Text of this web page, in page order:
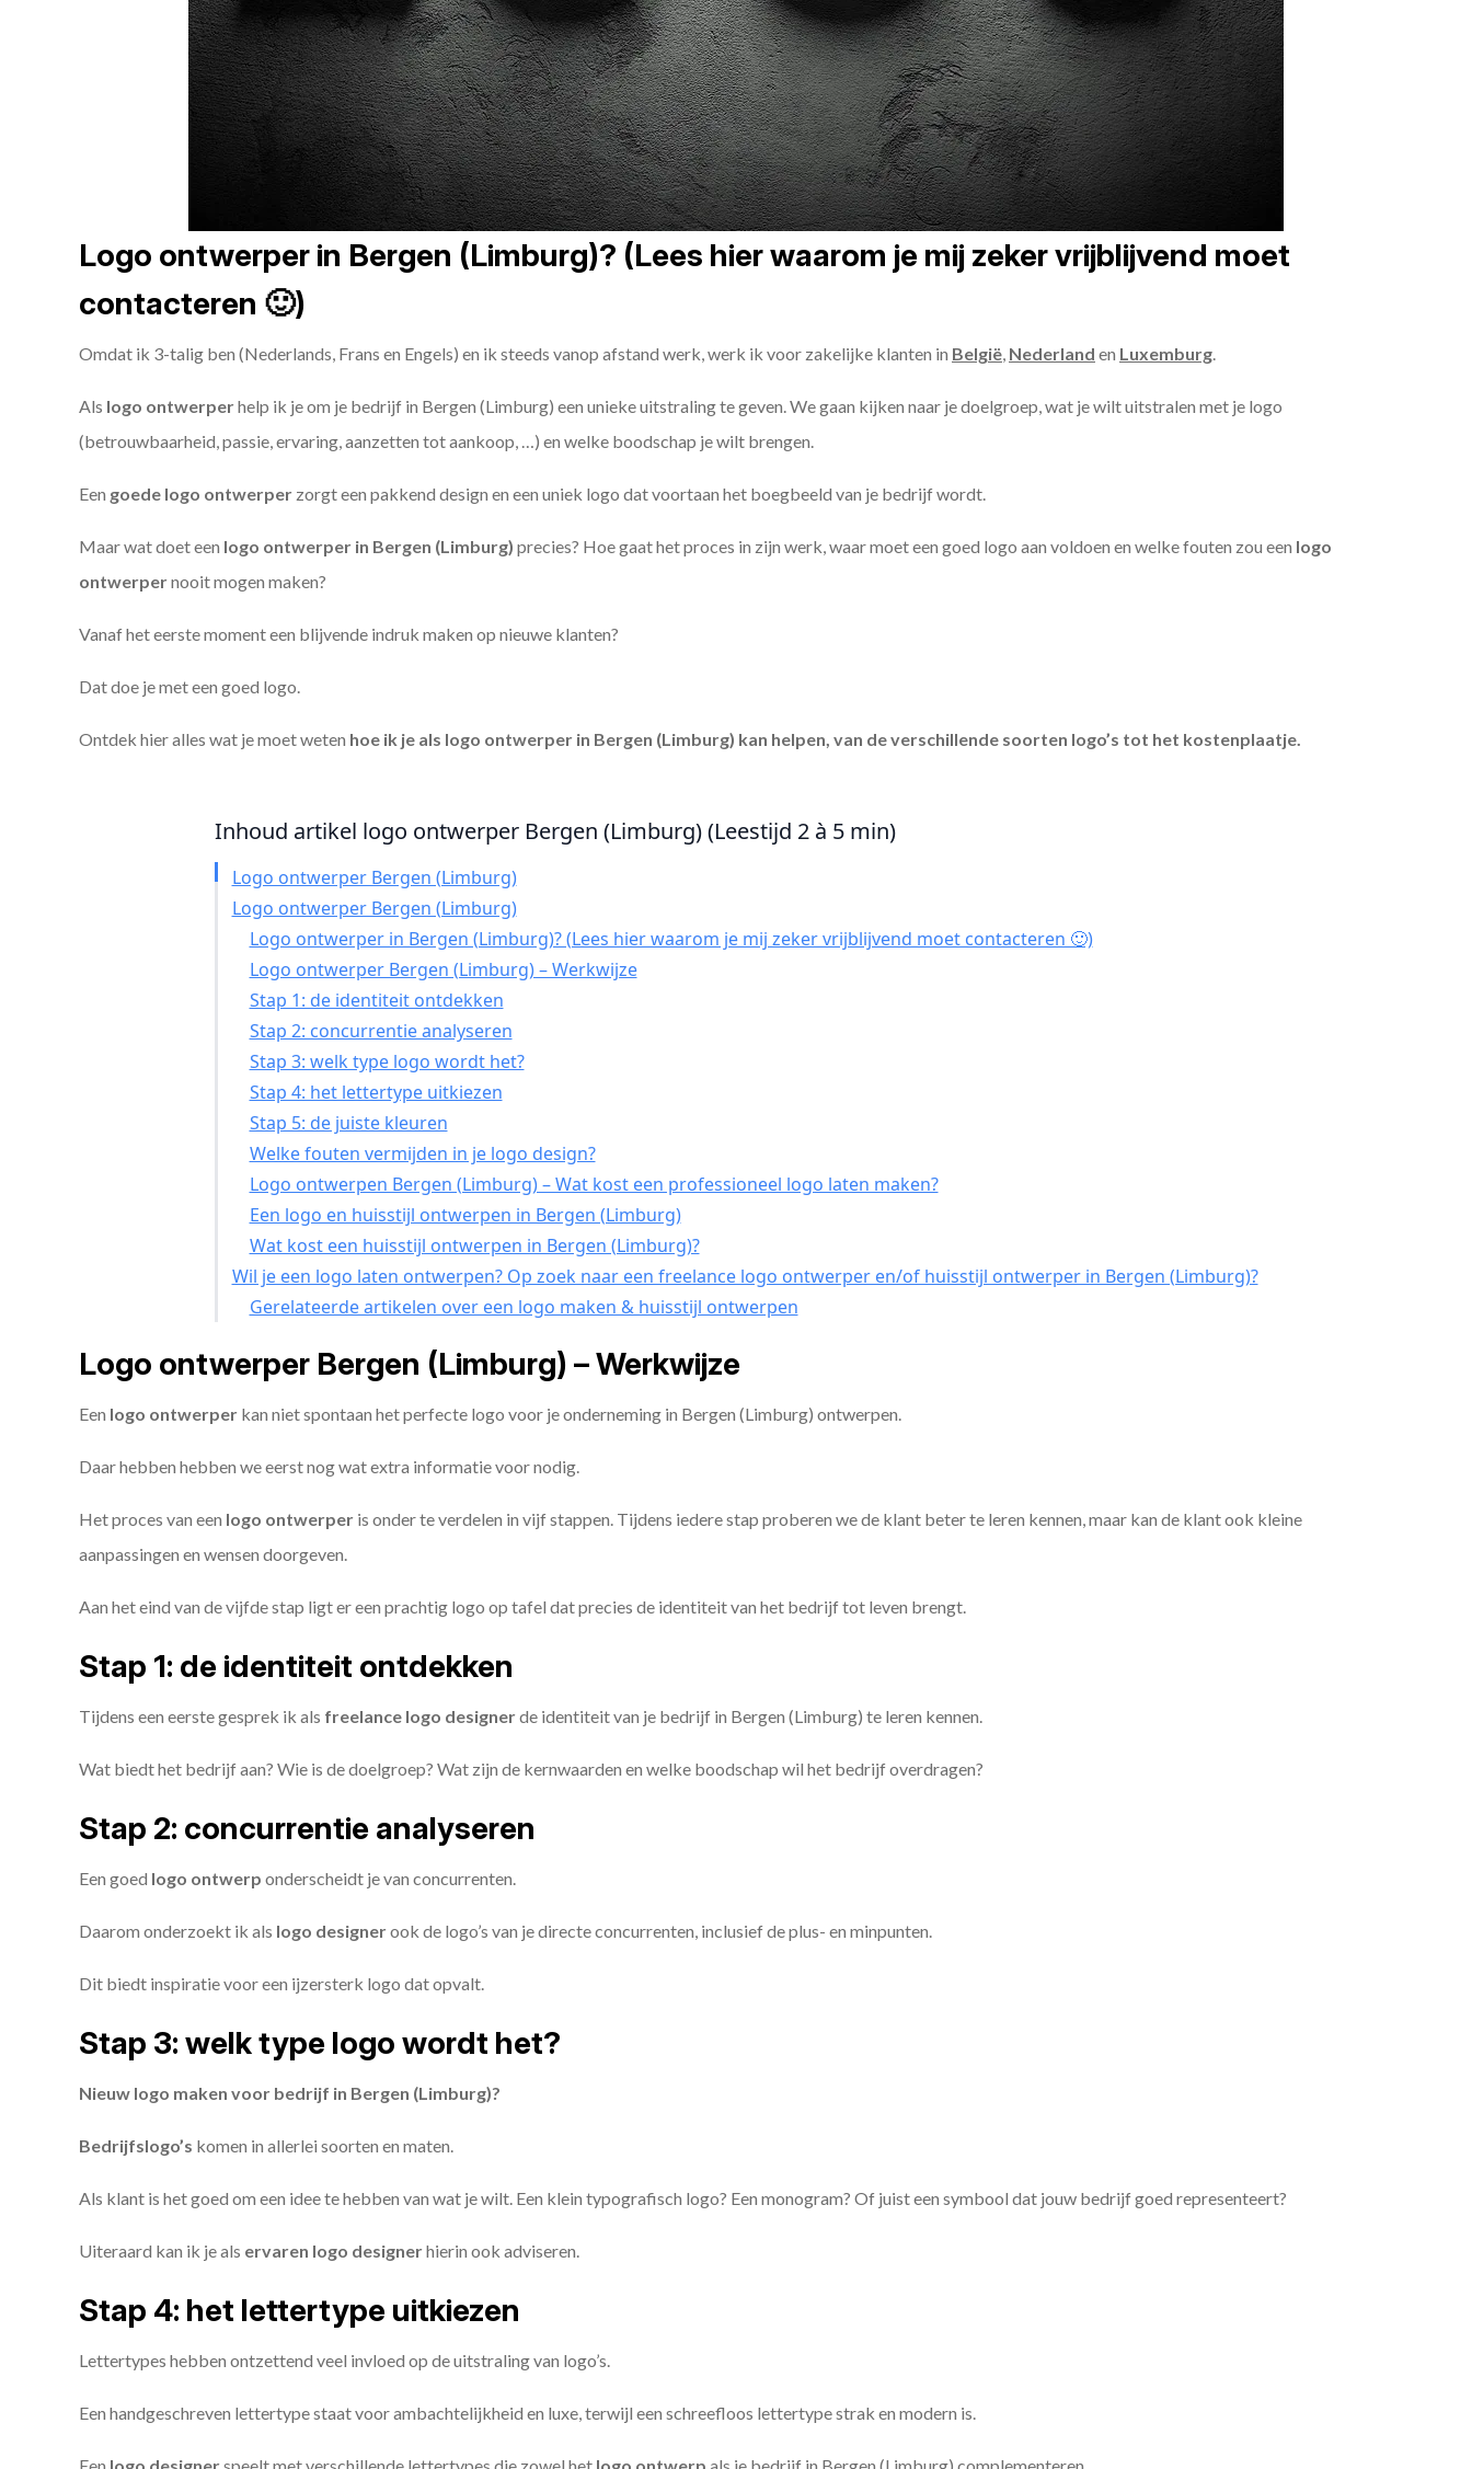
Logo ontwerper in Bergen (Limburg)? (Lees hier waarom je mij zeker vrijblijvend moet
contacteren 🙂)
Omdat ik 3-talig ben (Nederlands, Frans en Engels) en ik steeds vanop afstand werk, werk ik voor zakelijke klanten in België, Nederland en Luxemburg.
Als logo ontwerperhelp ik je om je bedrijf in Bergen (Limburg) een unieke uitstraling te geven. We gaan kijken naar je doelgroep, wat je wilt uitstralen met je logo
(betrouwbaarheid, passie, ervaring, aanzetten tot aankoop, …) en welke boodschap je wilt brengen.
Een goede logo ontwerper zorgt een pakkend design en een uniek logo dat voortaan het boegbeeld van je bedrijf wordt.
Maar wat doet een logo ontwerper in Bergen (Limburg) precies? Hoe gaat het proces in zijn werk, waar moet een goed logo aan voldoen en welke fouten zou een logo
ontwerpernooit mogen maken?
Vanaf het eerste moment een blijvende indruk maken op nieuwe klanten?
Dat doe je met een goed logo.
Ontdek hier alles wat je moet weten hoe ik je als logo ontwerper in Bergen (Limburg) kan helpen, van de verschillende soorten logo’s tot het kostenplaatje.
Inhoud artikel logo ontwerper Bergen (Limburg) (Leestijd 2 à 5 min)
Logo ontwerper Bergen (Limburg)
Logo ontwerper Bergen (Limburg)
Logo ontwerper in Bergen (Limburg)? (Lees hier waarom je mij zeker vrijblijvend moet contacteren 🙂)
Logo ontwerper Bergen (Limburg) – Werkwijze
Stap 1: de identiteit ontdekken
Stap 2: concurrentie analyseren
Stap 3: welk type logo wordt het?
Stap 4: het lettertype uitkiezen
Stap 5: de juiste kleuren
Welke fouten vermijden in je logo design?
Logo ontwerpen Bergen (Limburg) – Wat kost een professioneel logo laten maken?
Een logo en huisstijl ontwerpen in Bergen (Limburg)
Wat kost een huisstijl ontwerpen in Bergen (Limburg)?
Wil je een logo laten ontwerpen? Op zoek naar een freelance logo ontwerper en/of huisstijl ontwerper in Bergen (Limburg)?
Gerelateerde artikelen over een logo maken & huisstijl ontwerpen
Logo ontwerper Bergen (Limburg) – Werkwijze
Een logo ontwerper kan niet spontaan het perfecte logo voor je onderneming in Bergen (Limburg) ontwerpen.
Daar hebben hebben we eerst nog wat extra informatie voor nodig.
Het proces van een logo ontwerper is onder te verdelen in vijf stappen. Tijdens iedere stap proberen we de klant beter te leren kennen, maar kan de klant ook kleine
aanpassingen en wensen doorgeven.
Aan het eind van de vijfde stap ligt er een prachtig logo op tafel dat precies de identiteit van het bedrijf tot leven brengt.
Stap 1: de identiteit ontdekken
Tijdens een eerste gesprek ik als freelance logo designerde identiteit van je bedrijf in Bergen (Limburg) te leren kennen.
Wat biedt het bedrijf aan? Wie is de doelgroep? Wat zijn de kernwaarden en welke boodschap wil het bedrijf overdragen?
Stap 2: concurrentie analyseren
Een goed logo ontwerp onderscheidt je van concurrenten.
Daarom onderzoekt ik als logo designerook de logo’s van je directe concurrenten, inclusief de plus- en minpunten.
Dit biedt inspiratie voor een ijzersterk logo dat opvalt.
Stap 3: welk type logo wordt het?
Nieuw logo maken voor bedrijf in Bergen (Limburg)?
Bedrijfslogo’s komen in allerlei soorten en maten.
Als klant is het goed om een idee te hebben van wat je wilt. Een klein typografisch logo? Een monogram? Of juist een symbool dat jouw bedrijf goed representeert?
Uiteraard kan ik je als ervaren logo designerhierin ook adviseren.
Stap 4: het lettertype uitkiezen
Lettertypes hebben ontzettend veel invloed op de uitstraling van logo’s.
Een handgeschreven lettertype staat voor ambachtelijkheid en luxe, terwijl een schreefloos lettertype strak en modern is.